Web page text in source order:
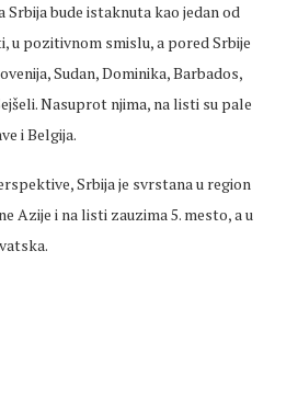
Srbija bude istaknuta kao jedan od
u pozitivnom smislu, a pored Srbije
Sudan, Dominika, Barbados,
Nasuprot njima, na listi su pale
i Belgija.
Srbija je svrstana u region
Azije i na listi zauzima 5. mesto, a u